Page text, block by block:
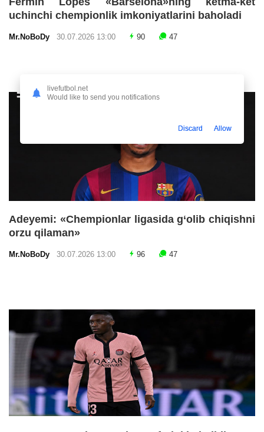
uchinchi chempionlik imkoniyatlarini baholadi
Mr.NoBoDy 30.07.2026 13:00 90 47
Adeyemi: «Chempionlar ligasida g‘olib chiqishni
orzu qilaman»
Mr.NoBoDy 30.07.2026 13:00 96 47
livefutbol.net
Would like to send you notifications
Discard Allow